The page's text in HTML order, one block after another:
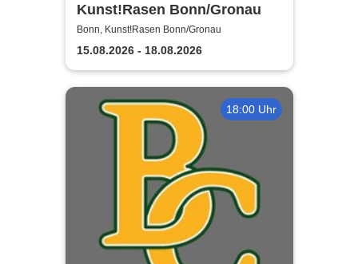
Kunst!Rasen Bonn/Gronau
Bonn, Kunst!Rasen Bonn/Gronau
15.08.2026 - 18.08.2026
18:00 Uhr